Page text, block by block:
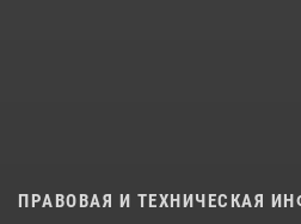
ПРАВОВАЯ И ТЕХНИЧЕСКАЯ